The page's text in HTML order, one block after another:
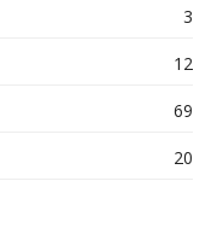
3
12
69
20